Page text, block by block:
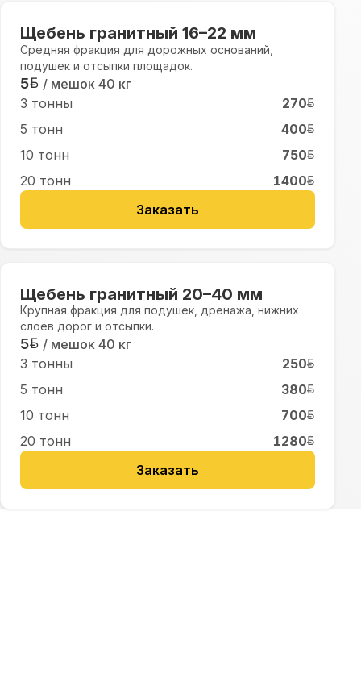
Щебень гранитный 16–22 мм
Средняя фракция для дорожных оснований,
подушек и отсыпки площадок.
5 / мешок40 кг
3 тонны
270
5 тонн
400
10 тонн
750
20 тонн
1400
Заказать
Щебень гранитный 20–40 мм
Крупная фракция для подушек, дренажа, нижних
слоёв дорог и отсыпки.
5 / мешок40 кг
3 тонны
250
5 тонн
380
10 тонн
700
20 тонн
1280
Заказать